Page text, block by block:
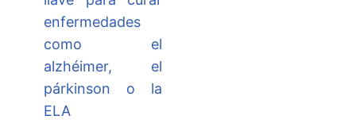
enfermedades
como el
alzhéimer, el
párkinson o la
ELA